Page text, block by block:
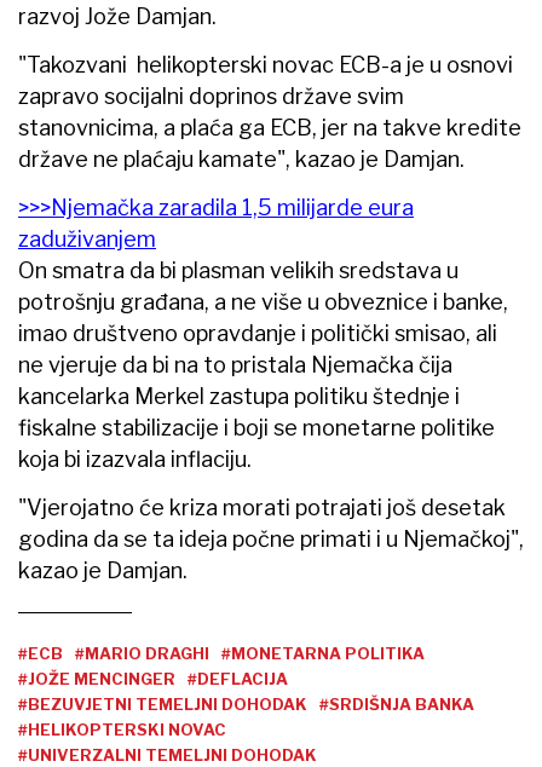
razvoj Jože Damjan.
"Takozvani helikopterski novac ECB-a je u osnovi
zapravo socijalni doprinos države svim
stanovnicima, a plaća ga ECB, jer na takve kredite
države ne plaćaju kamate", kazao je Damjan.
>>>Njemačka zaradila 1,5 milijarde eura
zaduživanjem
On smatra da bi plasman velikih sredstava u
potrošnju građana, a ne više u obveznice i banke,
imao društveno opravdanje i politički smisao, ali
ne vjeruje da bi na to pristala Njemačka čija
kancelarka Merkel zastupa politiku štednje i
fiskalne stabilizacije i boji se monetarne politike
koja bi izazvala inflaciju.
"Vjerojatno će kriza morati potrajati još desetak
godina da se ta ideja počne primati i u Njemačkoj",
kazao je Damjan.
#ECB #MARIO DRAGHI
#MONETARNA POLITIKA
#JOŽE MENCINGER
#DEFLACIJA
#BEZUVJETNI TEMELJNI DOHODAK
#SRDIŠNJA BANKA
#HELIKOPTERSKI NOVAC
#UNIVERZALNI TEMELJNI DOHODAK